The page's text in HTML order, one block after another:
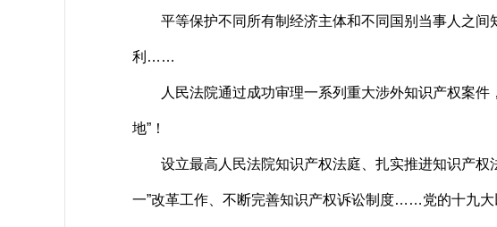
平等保护不同所有制经济主体和不同国别当事人之间
利……
人民法院通过成功审理一系列重大涉外知识产权案件
地”！
设立最高人民法院知识产权法庭、扎实推进知识产权
一”改革工作、不断完善知识产权诉讼制度……党的十九